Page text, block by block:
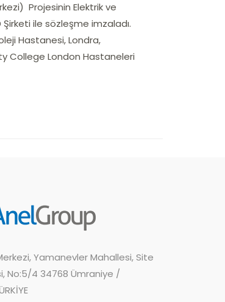
Projesinin Elektrik ve
Şirketi ile sözleşme imzaladı.
Hastanesi, Londra,
College London Hastaneleri
Yamanevler Mahallesi, Site
No:5/4 34768 Ümraniye /